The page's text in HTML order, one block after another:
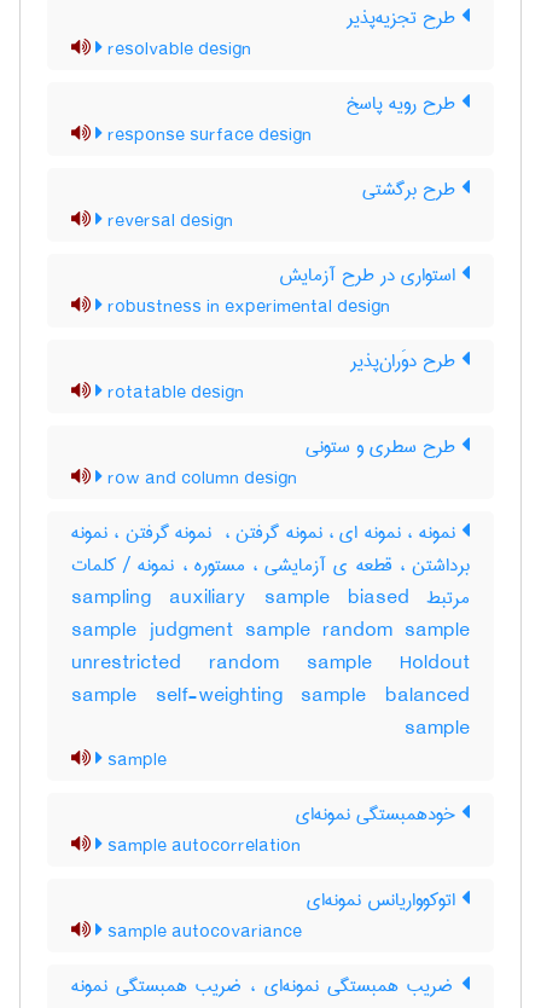
طرح تجزیه‌پذیر
resolvable design
طرح رویه پاسخ
response surface design
طرح برگشتی
reversal design
استواری در طرح آزمایش
robustness in experimental design
طرح دوَران‌پذیر
rotatable design
طرح سطری و ستونی
row and column design
نمونه ، نمونه ای ، نمونه گرفتن ، ‌ نمونه گرفتن ، نمونه
برداشتن ، قطعه ی آزمایشی ، ‌مستوره ، نمونه / کلمات
مرتبط sampling auxiliary sample biased
sample judgment sample random sample
unrestricted random sample Holdout
sample self-weighting sample balanced
sample
sample
خودهمبستگی نمونه‌ای
sample autocorrelation
اتوکوواریانس نمونه‌ای
sample autocovariance
ضریب همبستگی نمونه‌ای ، ضریب همبستگی نمونه